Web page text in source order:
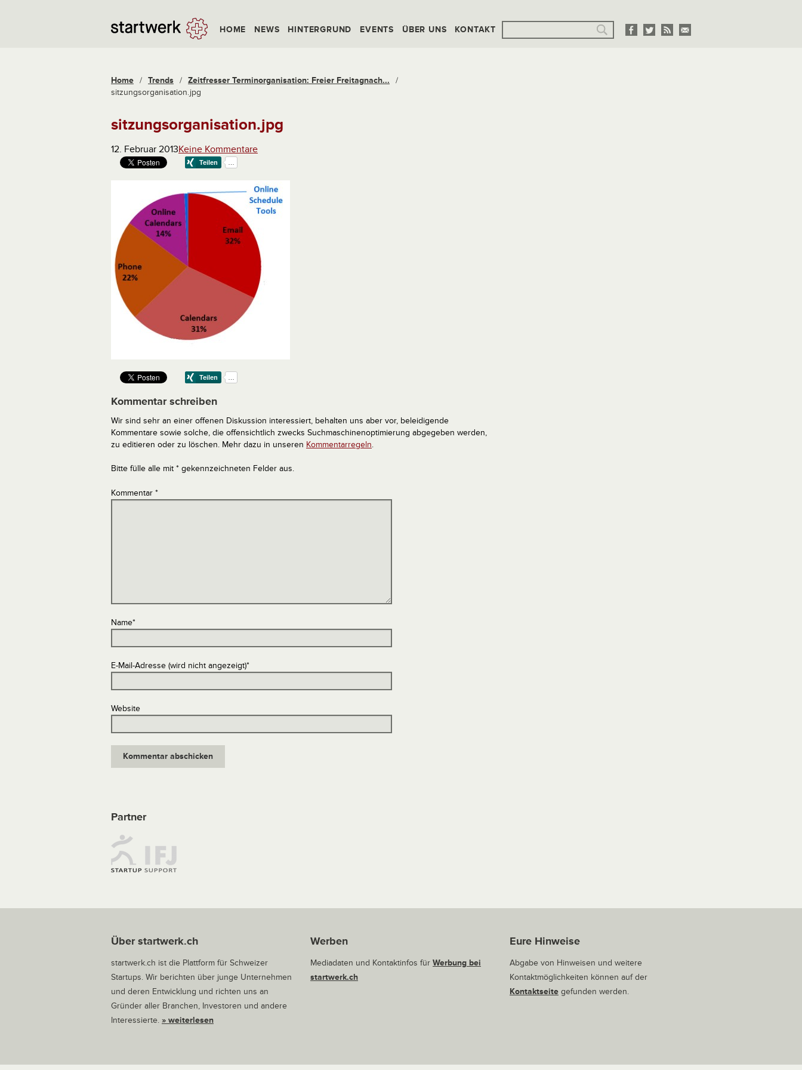
HOME NEWS HINTERGRUND EVENTS ÜBER UNS KONTAKT
Home / Trends / Zeitfresser Terminorganisation: Freier Freitagnach...
/
sitzungsorganisation.jpg
sitzungsorganisation.jpg
12. Februar 2013Keine Kommentare
Kommentar schreiben
Wir sind sehr an einer offenen Diskussion interessiert, behalten uns aber vor, beleidigende
Kommentare sowie solche, die offensichtlich zwecks Suchmaschinenoptimierung abgegeben werden,
zu editieren oder zu löschen. Mehr dazu in unseren Kommentarregeln.
Bitte fülle alle mit * gekennzeichneten Felder aus.
Kommentar *
Name*
E-Mail-Adresse (wird nicht angezeigt)*
Website
Partner
Über startwerk.ch
startwerk.ch ist die Plattform für Schweizer
Startups. Wir berichten über junge Unternehmen
und deren Entwicklung und richten uns an
Gründer aller Branchen, Investoren und andere
Interessierte. » weiterlesen
Werben
Mediadaten und Kontaktinfos für Werbung bei
startwerk.ch
Eure Hinweise
Abgabe von Hinweisen und weitere
Kontaktmöglichkeiten können auf der
Kontaktseitegefunden werden.